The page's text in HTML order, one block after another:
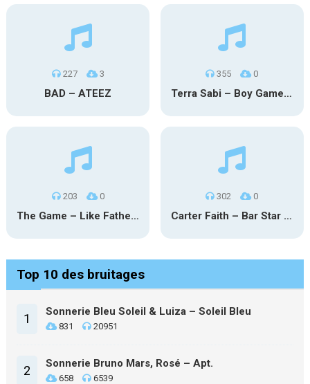
227 3
BAD – ATEEZ
355 0
Terra Sabi – Boy Game X Marcia Cruz
203 0
The Game – Like Father Like Daughter
302 0
Carter Faith – Bar Star Vevo
Top 10 des bruitages
1 Sonnerie Bleu Soleil & Luiza – Soleil Bleu
831 20951
2 Sonnerie Bruno Mars, Rosé – Apt.
658 6539